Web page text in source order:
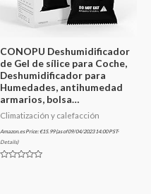
CONOPU Deshumidificador
de Gel de sílice para Coche,
Deshumidificador para
Humedades, antihumedad
armarios, bolsa…
Climatización y calefacción
Amazon.es Price:€15.99(as of 09/04/2023 14:00 PST-
Details)